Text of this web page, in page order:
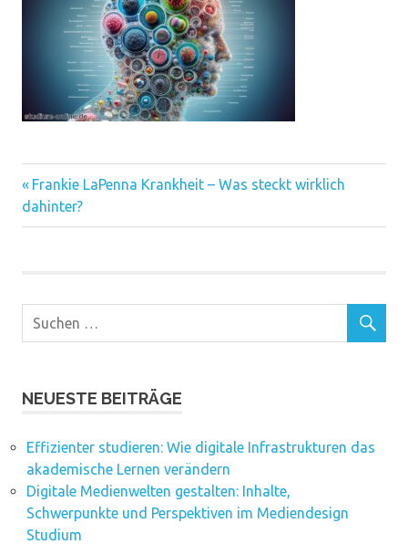
Beitragsnavigation
Vorheriger
Beitrag:
Frankie LaPenna Krankheit – Was steckt wirklich
dahinter?
NEUESTE BEITRÄGE
Effizienter studieren: Wie digitale Infrastrukturen das
akademische Lernen verändern
Digitale Medienwelten gestalten: Inhalte,
Schwerpunkte und Perspektiven im Mediendesign
Studium